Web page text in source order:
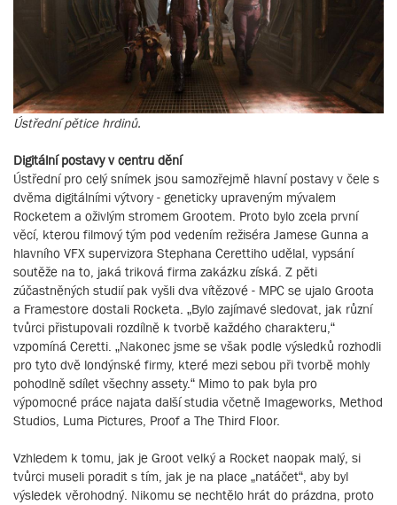
Ústřední pětice hrdinů.
Digitální postavy v centru dění
Ústřední pro celý snímek jsou samozřejmě hlavní postavy v čele s
dvěma digitálními výtvory - geneticky upraveným mývalem
Rocketem a oživlým stromem Grootem. Proto bylo zcela první
věcí, kterou filmový tým pod vedením režiséra Jamese Gunna a
hlavního VFX supervizora Stephana Cerettiho udělal, vypsání
soutěže na to, jaká triková firma zakázku získá. Z pěti
zúčastněných studií pak vyšli dva vítězové - MPC se ujalo Groota
a Framestore dostali Rocketa. „Bylo zajímavé sledovat, jak různí
tvůrci přistupovali rozdílně k tvorbě každého charakteru,“
vzpomíná Ceretti. „Nakonec jsme se však podle výsledků rozhodli
pro tyto dvě londýnské firmy, které mezi sebou při tvorbě mohly
pohodlně sdílet všechny assety.“ Mimo to pak byla pro
výpomocné práce najata další studia včetně Imageworks, Method
Studios, Luma Pictures, Proof a The Third Floor.
Vzhledem k tomu, jak je Groot velký a Rocket naopak malý, si
tvůrci museli poradit s tím, jak je na place „natáčet“, aby byl
výsledek věrohodný. Nikomu se nechtělo hrát do prázdna, proto